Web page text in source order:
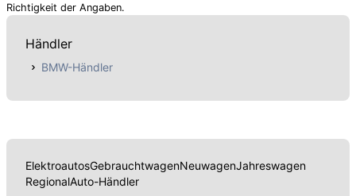
Richtigkeit der Angaben.
Händler
BMW-Händler
ElektroautosGebrauchtwagenNeuwagenJahreswagen
RegionalAuto-Händler